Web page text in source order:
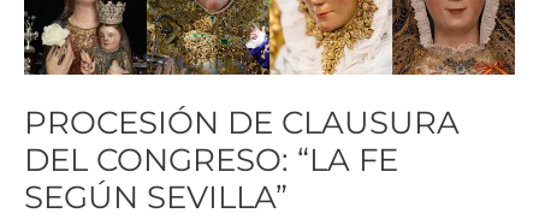
PROCESIÓN DE CLAUSURA
DEL CONGRESO: “LA FE
SEGÚN SEVILLA”
SEGÚN
SEVILLA”